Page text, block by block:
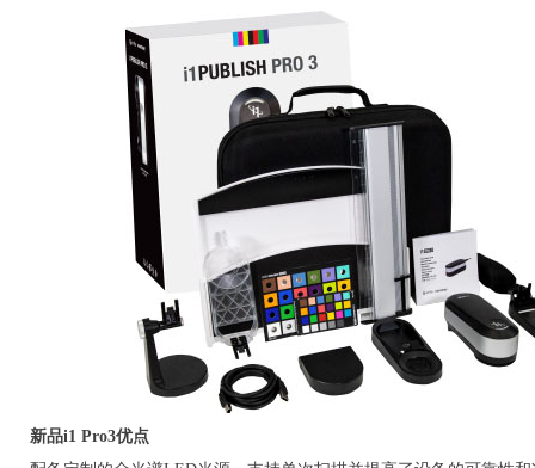
新品i1 Pro3优点